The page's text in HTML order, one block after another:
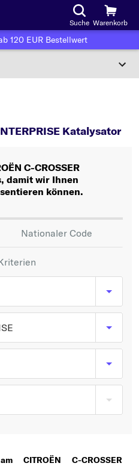
Suche Warenkorb
120 EUR Bestellwert
Kriterien:
Katalysator
C-CROSSER
damit wir Ihnen
können.
Nationaler Code
CITROËN C-CROSSER